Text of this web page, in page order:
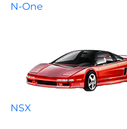
N-One
NSX